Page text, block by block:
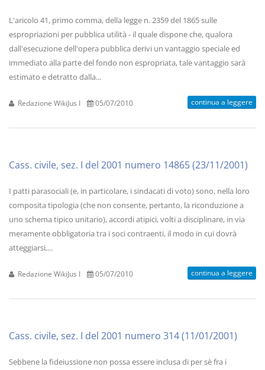
L'aricolo 41, primo comma, della legge n. 2359 del 1865 sulle
espropriazioni per pubblica utilità - il quale dispone che, qualora
dall'esecuzione dell'opera pubblica derivi un vantaggio speciale ed
immediato alla parte del fondo non espropriata, tale vantaggio sarà
estimato e detratto dalla...
Redazione WikiJus I 05/07/2010 continua a leggere
Cass. civile, sez. I del 2001 numero 14865 (23/11/2001)
I patti parasociali (e, in particolare, i sindacati di voto) sono, nella loro
composita tipologia (che non consente, pertanto, la riconduzione a
uno schema tipico unitario), accordi atipici, volti a disciplinare, in via
meramente obbligatoria tra i soci contraenti, il modo in cui dovrà
atteggiarsi,...
Redazione WikiJus I 05/07/2010 continua a leggere
Cass. civile, sez. I del 2001 numero 314 (11/01/2001)
Sebbene la fideiussione non possa essere inclusa di per sè fra i